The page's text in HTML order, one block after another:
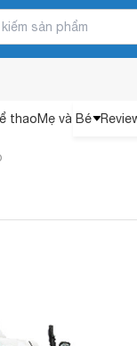
thaoMẹ và Bé